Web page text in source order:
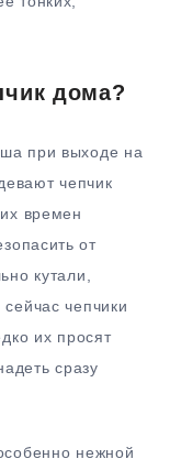
дома?
при выходе на
чепчик
времен
от
кутали,
чепчики
их просят
сразу
нежной